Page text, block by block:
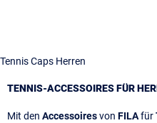
Tennis Caps Herren
TENNIS-ACCESSOIRES FÜR
Mit den Accessoiresvon FILAfür